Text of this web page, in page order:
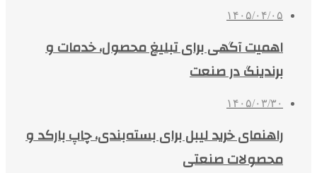
۱۴۰۵/۰۴/۰۵
اهمیت آگهی برای تبلیغ محصول، خدمات و
برندینگ در صنعت
۱۴۰۵/۰۳/۳۰
راهنمای خرید لیبل برای بسته‌بندی، چاپ بارکد و
محصولات صنعتی